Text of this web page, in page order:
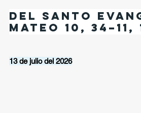
Del santo
Mateo 10, 34–11,
13 de julio del 2026